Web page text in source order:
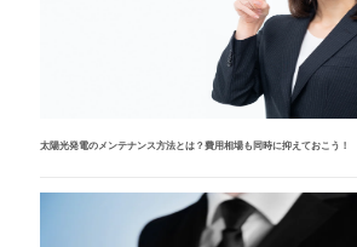
太陽光発電のメンテナンス方法とは？費用相場も同時に抑えておこう！